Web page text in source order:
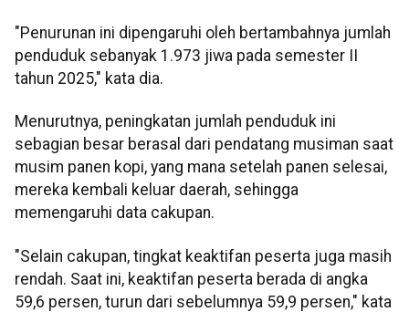
"Penurunan ini dipengaruhi oleh bertambahnya jumlah
penduduk sebanyak 1.973 jiwa pada semester II
tahun 2025," kata dia.
Menurutnya, peningkatan jumlah penduduk ini
sebagian besar berasal dari pendatang musiman saat
musim panen kopi, yang mana setelah panen selesai,
mereka kembali keluar daerah, sehingga
memengaruhi data cakupan.
"Selain cakupan, tingkat keaktifan peserta juga masih
rendah. Saat ini, keaktifan peserta berada di angka
59,6 persen, turun dari sebelumnya 59,9 persen," kata